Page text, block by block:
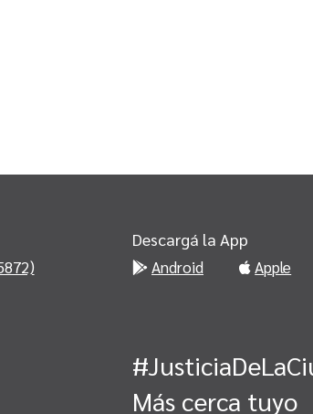
Descargá la App
Android Apple
Más cerca tuyo